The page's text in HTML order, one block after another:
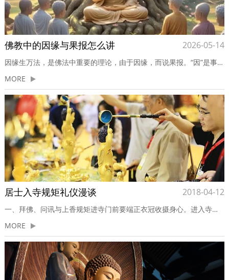
佛教中的因缘与果报怎么讲 2026-05-14
因缘生万法，是佛法中重要的理论，由于因缘，而说果报。“因”是事物的本源，“缘”是一种助力，“果报”是后来的结局。由因得果，全是缘的力量助成，所以缘对于因的关系之重要，是值得我们注意的。缘，是指一切物事之间生起一种互相交涉的关系。佛教把这些关系加以研究分析，可得四种，称为四缘：一，因缘；二，等无间缘；...
MORE
居士入寺规矩礼仪漫谈 2018-04-12
一、拜佛、问讯与上香规矩进寺门前要端正衣冠收摄身心。进入寺院后，先礼佛。再去拜见出家师父。在佛殿、经堂看到佛像，不论是木雕、铜铸、纸绘、绸、绢画，皆需衣着整齐，向佛菩萨像恭敬顶礼。若有急务亦须问讯，以示尊敬。居士不可在大殿正中央的拜垫上拜佛，因为这是住持或主法和尚礼佛专用的，可在大殿东西两单...
MORE